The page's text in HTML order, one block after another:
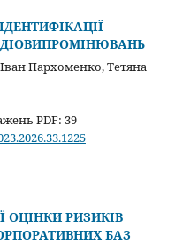
Пархоменко, Тетяна
PDF: 39
ОЦІНКИ РИЗИКІВ
БАЗ